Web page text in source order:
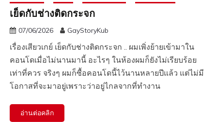
เย็ดกับช่างติดกระจก
07/06/2026 GayStoryKub
เรื่องเสียวเกย์ เย็ดกับช่างติดกระจก .. ผมเพิ่งย้ายเข้ามาใน
คอนโดเมื่อไม่นานมานี้ อะไรๆ ในห้องผมก็ยังไม่เรียบร้อย
เท่าที่ควร จริงๆ ผมก็ซื้อคอนโดนี้ไว้นานหลายปีแล้ว แต่ไม่มี
โอกาสที่จะมาอยู่เพราะว่าอยู่ไกลจากที่ทำงาน
อ่านต่อคลิก